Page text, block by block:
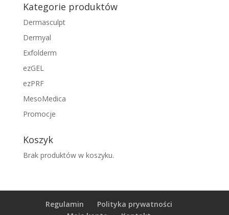
Kategorie produktów
Dermasculpt
Dermyal
Exfolderm
ezGEL
ezPRF
MesoMedica
Promocje
Koszyk
Brak produktów w koszyku.
Regulamin
Polityka prywatności